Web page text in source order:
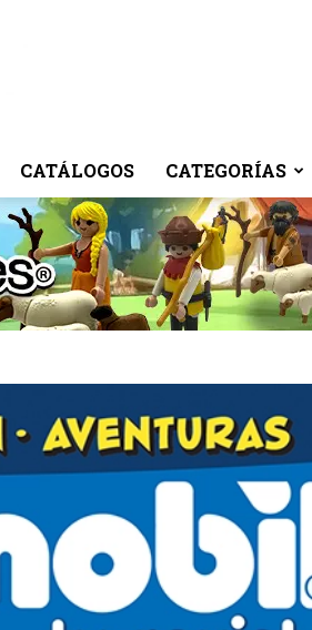
CATÁLOGOS CATEGORÍAS